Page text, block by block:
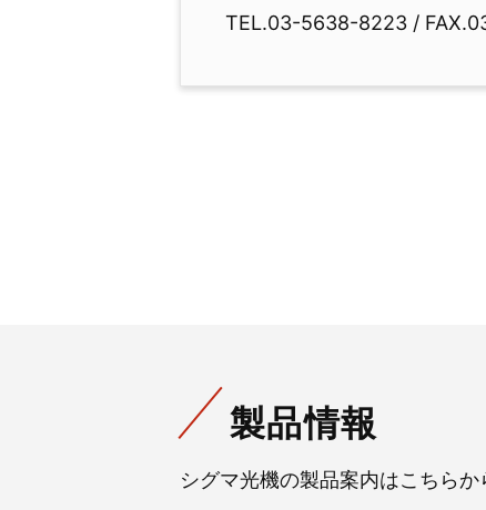
TEL.03-5638-8223 /
製品情報
シグマ光機の製品案内はこちら